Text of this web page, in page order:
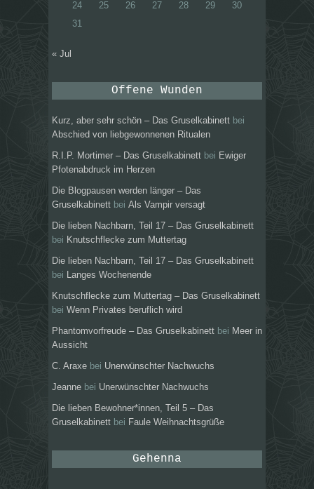
24
25 26 27 28 29
30
31
« Jul
Offene Wunden
Kurz, aber sehr schön – Das Gruselkabinett bei
Abschied von liebgewonnenen Ritualen
R.I.P. Mortimer – Das Gruselkabinett bei Ewiger
Pfotenabdruck im Herzen
Die Blogpausen werden länger – Das
Gruselkabinett bei Als Vampir versagt
Die lieben Nachbarn, Teil 17 – Das Gruselkabinett
bei Knutschflecke zum Muttertag
Die lieben Nachbarn, Teil 17 – Das Gruselkabinett
bei Langes Wochenende
Knutschflecke zum Muttertag – Das Gruselkabinett
bei Wenn Privates beruflich wird
Phantomvorfreude – Das Gruselkabinett bei Meer in
Aussicht
C. Araxe bei Unerwünschter Nachwuchs
Jeanne bei Unerwünschter Nachwuchs
Die lieben Bewohner*innen, Teil 5 – Das
Gruselkabinett bei Faule Weihnachtsgrüße
Gehenna